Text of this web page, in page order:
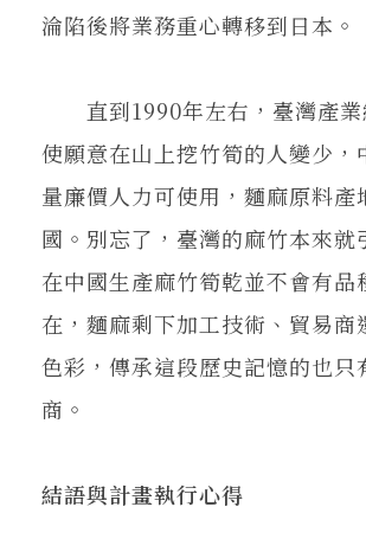
淪陷後將業務重心轉移到日本。
直到1990年左右，臺灣產業
使願意在山上挖竹筍的人變少，
量廉價人力可使用，麵麻原料產
國。別忘了，臺灣的麻竹本來就
在中國生產麻竹筍乾並不會有品
在，麵麻剩下加工技術、貿易商
色彩，傳承這段歷史記憶的也只
商。
結語與計畫執行心得